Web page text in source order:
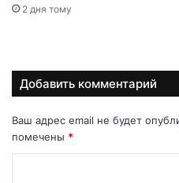
2 дня тому
Добавить комментарий
Ваш адрес email не будет
помечены *